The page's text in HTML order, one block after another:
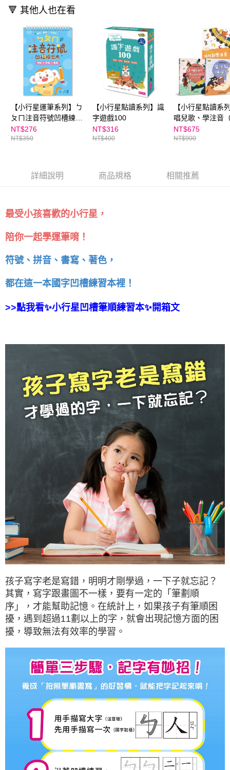
３．未成年的使用者請事先徵得法定代理人或監護人之同意方可使用
４．使用「AFTEE先享後付」時，將依據個別帳號之用戶狀況，依本公司即
時審查核予不同之上限額度；若仍有額度不足之情形，本公司將視審查結果
請求用戶進行身份認證。
５．嚴禁一人註冊多個帳號或使用他人資訊註冊。若發現惡意使用之情形，
恩沛科技股份有限公司將有權停止該用戶之使用額度並採取法律行動。
🔻 其他人也在看
【小行星運筆系列】ㄅ
ㄆㄇ注音符號凹槽練習
本
NT$276
NT$350
【小行星點讀系列】識
字遊戲100
NT$316
NT$400
【小行星點讀系
唱兒歌、學注音
冊）
NT$675
NT$900
詳細說明 商品規格 相關推薦
最受小孩喜歡的小行星，
陪你一起學運筆唷！
符號、拼音、書寫、著色，
都在這一本國字凹槽練習本裡！
>>點我看✨小行星凹槽筆順練習本✨開箱文
孩子寫字老是寫錯，明明才剛學過，一下子就忘記？
其實，寫字跟畫圖不一樣，要有一定的「筆劃順
序」，才能幫助記憶。在統計上，如果孩子有筆順困
擾，遇到超過11劃以上的字，就會出現記憶方面的困
擾，導致無法有效率的學習。